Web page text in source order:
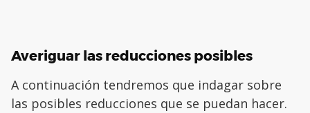
Averiguar las reducciones posibles
A continuación tendremos que indagar sobre
las posibles reducciones que se puedan hacer.